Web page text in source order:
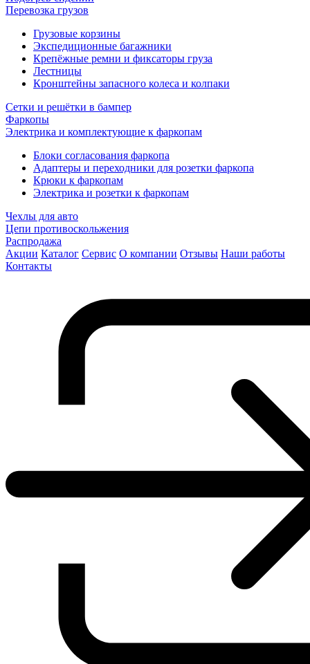
Перевозка грузов
Грузовые корзины
Экспедиционные багажники
Крепёжные ремни и фиксаторы груза
Лестницы
Кронштейны запасного колеса и колпаки
Сетки и решётки в бампер
Фаркопы
Электрика и комплектующие к фаркопам
Блоки согласования фаркопа
Адаптеры и переходники для розетки фаркопа
Крюки к фаркопам
Электрика и розетки к фаркопам
Чехлы для авто
Цепи противоскольжения
Распродажа
Акции Каталог Сервис О компании Отзывы Наши работы
Контакты